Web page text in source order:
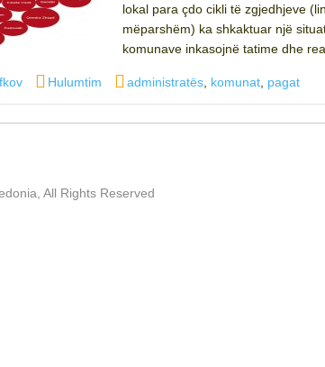
lokal para çdo cikli të zgjedhjeve
mëparshëm) ka shkaktuar një
komunave inkasojnë tatime dhe
Categories
Hulumtim Tags
administratës komunat pagat
All Rights Reserved